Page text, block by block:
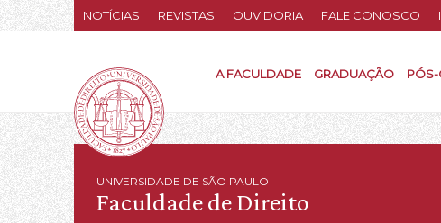
NOTÍCIAS REVISTAS OUVIDORIA FALE CONOSCO
A FACULDADE GRADUAÇÃO PÓS-
UNIVERSIDADE DE SÃO PAULO
Faculdade de Direito